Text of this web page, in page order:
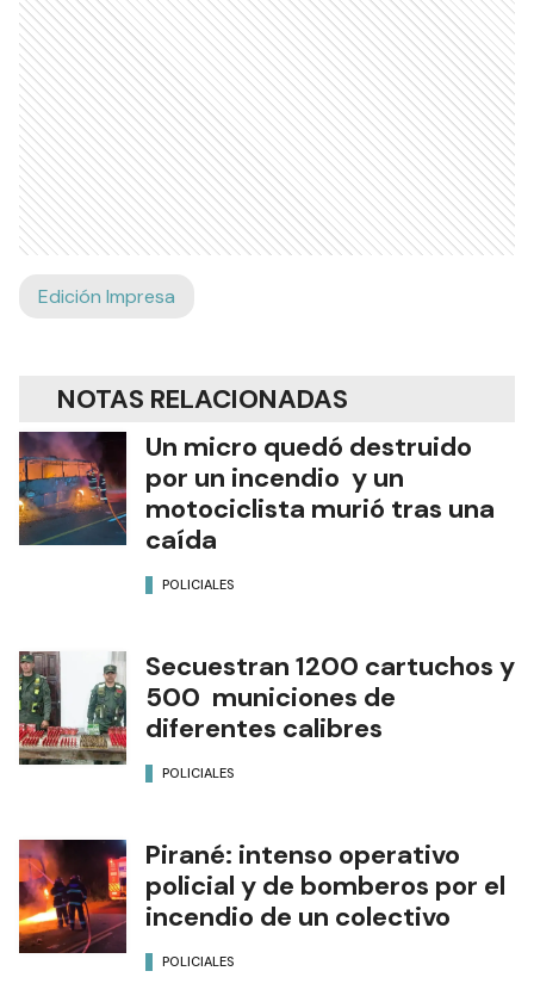
Edición Impresa
NOTAS RELACIONADAS
Un micro quedó destruido
por un incendio y un
motociclista murió tras una
caída
POLICIALES
Secuestran 1200 cartuchos y
500 municiones de
diferentes calibres
POLICIALES
Pirané: intenso operativo
policial y de bomberos por el
incendio de un colectivo
POLICIALES